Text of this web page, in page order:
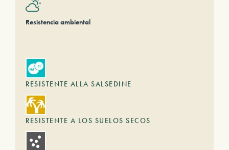
Resistencia ambiental
RESISTENTE ALLA SALSEDINE
RESISTENTE A LOS SUELOS SECOS